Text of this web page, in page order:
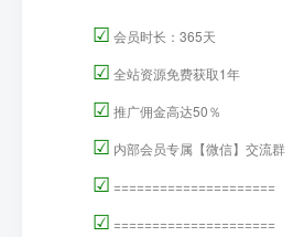
☑ 会员时长：365天
☑ 全站资源免费获取1年
☑ 推广佣金高达50％
☑ 内部会员专属【微信】交流群
☑ =====================
☑ =====================